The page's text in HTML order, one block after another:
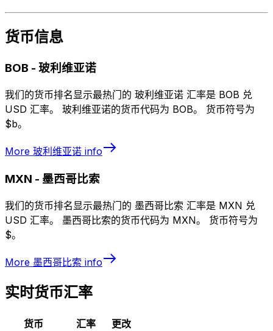
货币信息
BOB - 玻利维亚诺
我们的货币排名显示最热门的 玻利维亚诺 汇率是 BOB 兑
USD 汇率。 玻利维亚诺的货币代码为 BOB。 货币符号为
$b。
More 玻利维亚诺 info
MXN - 墨西哥比索
我们的货币排名显示最热门的 墨西哥比索 汇率是 MXN 兑
USD 汇率。 墨西哥比索的货币代码为 MXN。 货币符号为
$。
More 墨西哥比索 info
实时货币汇率
货币 汇率
更改